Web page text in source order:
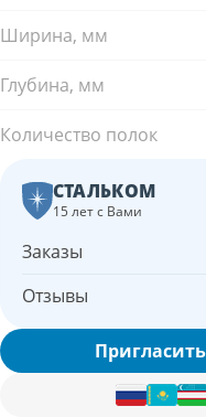
Ширина, мм
Глубина, мм
Количество полок
СТАЛЬКОМ
15 лет с Вами
Заказы
Отзывы